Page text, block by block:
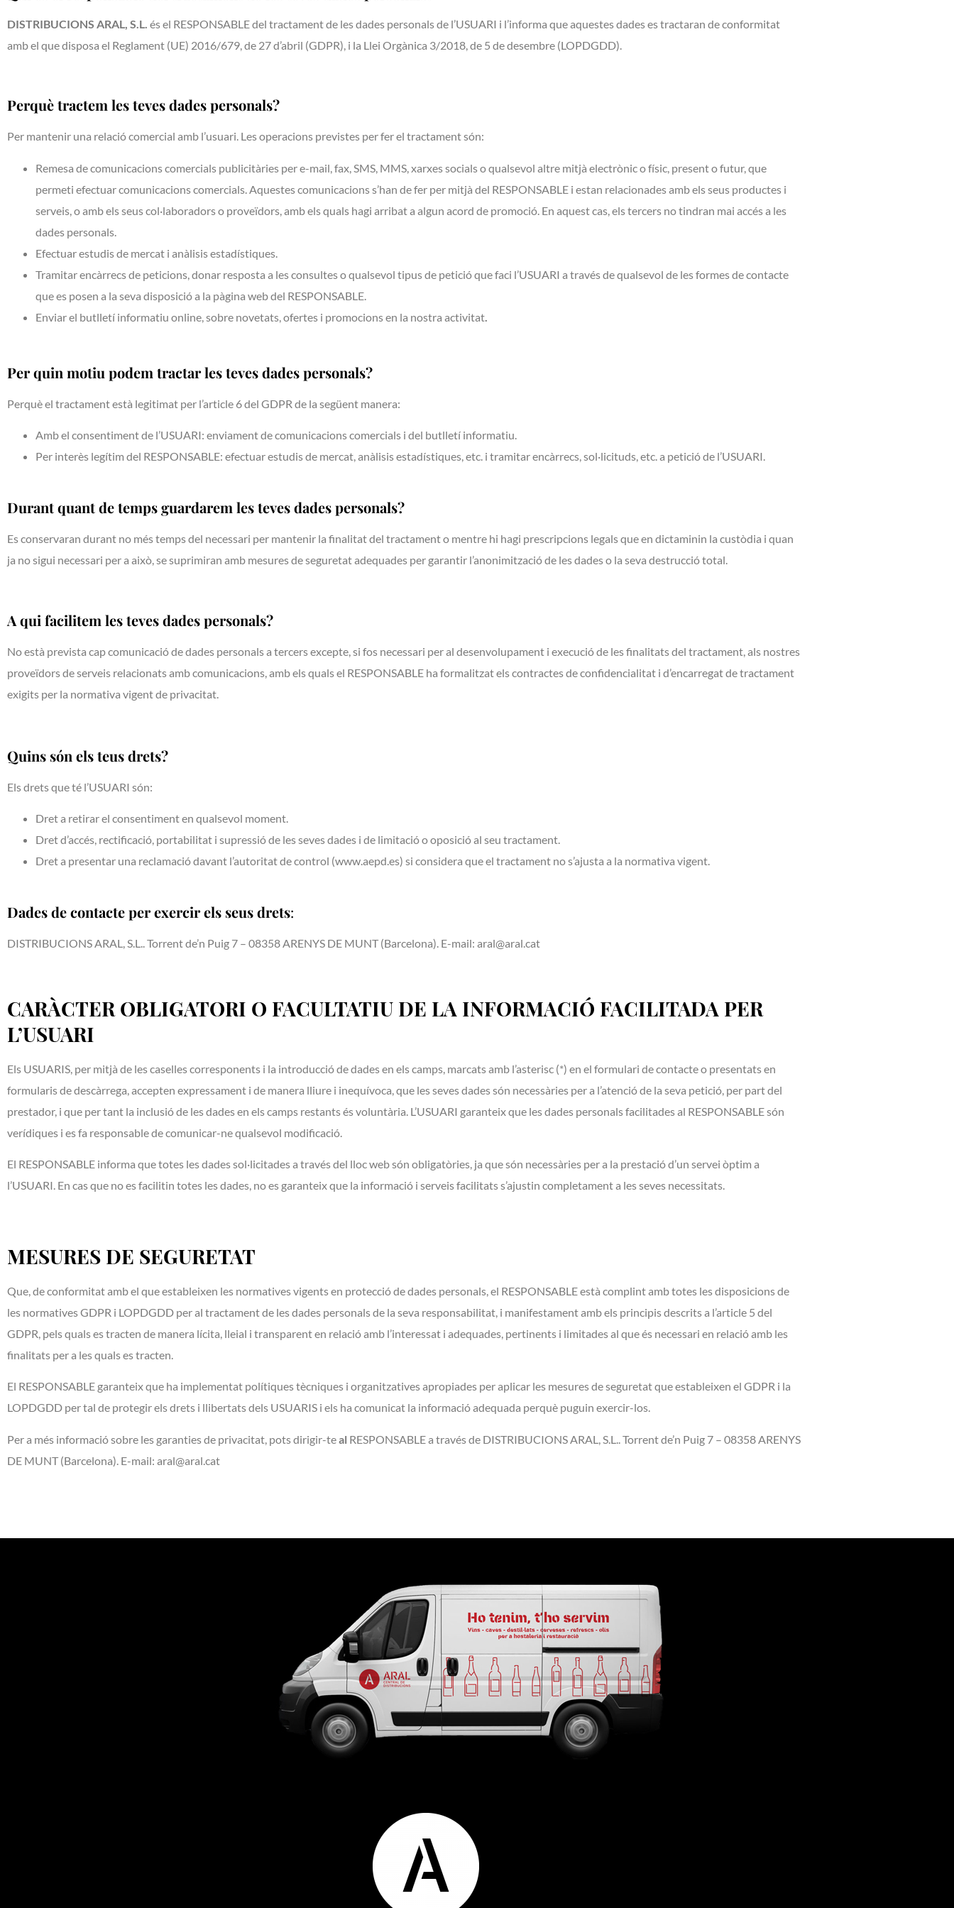
DISTRIBUCIONS ARAL, S.L. és el RESPONSABLE del tractament de les dades personals de l’USUARI i l’informa que aquestes dades es tractaran de conformitat
amb el que disposa el Reglament (UE) 2016/679, de 27 d’abril (GDPR), i la Llei Orgànica 3/2018, de 5 de desembre (LOPDGDD).
Perquè tractem les teves dades personals?
Per mantenir una relació comercial amb l’usuari. Les operacions previstes per fer el tractament són:
Remesa de comunicacions comercials publicitàries per e-mail, fax, SMS, MMS, xarxes socials o qualsevol altre mitjà electrònic o físic, present o futur, que
permeti efectuar comunicacions comercials. Aquestes comunicacions s’han de fer per mitjà del RESPONSABLE i estan relacionades amb els seus productes i
serveis, o amb els seus col·laboradors o proveïdors, amb els quals hagi arribat a algun acord de promoció. En aquest cas, els tercers no tindran mai accés a les
dades personals.
Efectuar estudis de mercat i anàlisis estadístiques.
Tramitar encàrrecs de peticions, donar resposta a les consultes o qualsevol tipus de petició que faci l’USUARI a través de qualsevol de les formes de contacte
que es posen a la seva disposició a la pàgina web del RESPONSABLE.
Enviar el butlletí informatiu online, sobre novetats, ofertes i promocions en la nostra activitat
Per quin motiu podem tractar les teves dades personals?
Perquè el tractament està legitimat per l’article 6 del GDPR de la següent manera:
Amb el consentiment de l’USUARI: enviament de comunicacions comercials i del butlletí informatiu.
Per interès legítim del RESPONSABLE: efectuar estudis de mercat, anàlisis estadístiques, etc. i tramitar encàrrecs, sol·licituds, etc. a petició de l’USUARI.
Durant quant de temps guardarem les teves dades personals?
Es conservaran durant no més temps del necessari per mantenir la finalitat del tractament o mentre hi hagi prescripcions legals que en dictaminin la custòdia i quan
ja no sigui necessari per a això, se suprimiran amb mesures de seguretat adequades per garantir l’anonimització de les dades o la seva destrucció total.
A qui facilitem les teves dades personals?
No està prevista cap comunicació de dades personals a tercers excepte, si fos necessari per al desenvolupament i execució de les finalitats del tractament, als nostres
proveïdors de serveis relacionats amb comunicacions, amb els quals el RESPONSABLE ha formalitzat els contractes de confidencialitat i d’encarregat de tractament
exigits per la normativa vigent de privacitat.
Quins són els teus drets?
Els drets que té l’USUARI són:
Dret a retirar el consentiment en qualsevol moment.
Dret d’accés, rectificació, portabilitat i supressió de les seves dades i de limitació o oposició al seu tractament.
Dret a presentar una reclamació davant l’autoritat de control (www.aepd.es) si considera que el tractament no s’ajusta a la normativa vigent.
Dades de contacte per exercir els seus drets:
DISTRIBUCIONS ARAL, S.L.. Torrent de’n Puig 7 – 08358 ARENYS DE MUNT (Barcelona). E-mail: aral@aral.cat
CARÀCTER OBLIGATORI O FACULTATIU DE LA INFORMACIÓ FACILITADA PER
L’USUARI
Els USUARIS, per mitjà de les caselles corresponents i la introducció de dades en els camps, marcats amb l’asterisc (*) en el formulari de contacte o presentats en
formularis de descàrrega, accepten expressament i de manera lliure i inequívoca, que les seves dades són necessàries per a l’atenció de la seva petició, per part del
prestador, i que per tant la inclusió de les dades en els camps restants és voluntària. L’USUARI garanteix que les dades personals facilitades al RESPONSABLE són
verídiques i es fa responsable de comunicar-ne qualsevol modificació.
El RESPONSABLE informa que totes les dades sol·licitades a través del lloc web són obligatòries, ja que són necessàries per a la prestació d’un servei òptim a
l’USUARI. En cas que no es facilitin totes les dades, no es garanteix que la informació i serveis facilitats s’ajustin completament a les seves necessitats.
MESURES DE SEGURETAT
Que, de conformitat amb el que estableixen les normatives vigents en protecció de dades personals, el RESPONSABLE està complint amb totes les disposicions de
les normatives GDPR i LOPDGDD per al tractament de les dades personals de la seva responsabilitat, i manifestament amb els principis descrits a l’article 5 del
GDPR, pels quals es tracten de manera lícita, lleial i transparent en relació amb l’interessat i adequades, pertinents i limitades al que és necessari en relació amb les
finalitats per a les quals es tracten.
El RESPONSABLE garanteix que ha implementat polítiques tècniques i organitzatives apropiades per aplicar les mesures de seguretat que estableixen el GDPR i la
LOPDGDD per tal de protegir els drets i llibertats dels USUARIS i els ha comunicat la informació adequada perquè puguin exercir-los.
Per a més informació sobre les garanties de privacitat, pots dirigir-teal RESPONSABLE a través de DISTRIBUCIONS ARAL, S.L.. Torrent de’n Puig 7 – 08358 ARENYS
DE MUNT (Barcelona). E-mail: aral@aral.cat